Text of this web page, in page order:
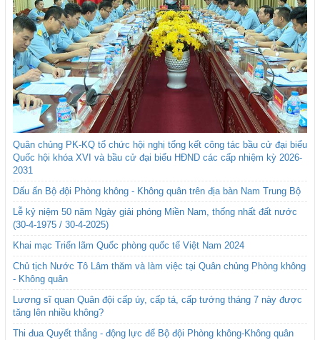
Quân chủng PK-KQ tổ chức hội nghị tổng kết công tác bầu cử đại biểu
Quốc hội khóa XVI và bầu cử đại biểu HĐND các cấp nhiệm kỳ 2026-
2031
Dấu ấn Bộ đội Phòng không - Không quân trên địa bàn Nam Trung Bộ
Lễ kỷ niệm 50 năm Ngày giải phóng Miền Nam, thống nhất đất nước
(30-4-1975 / 30-4-2025)
Khai mạc Triển lãm Quốc phòng quốc tế Việt Nam 2024
Chủ tịch Nước Tô Lâm thăm và làm việc tại Quân chủng Phòng không
- Không quân
Lương sĩ quan Quân đội cấp úy, cấp tá, cấp tướng tháng 7 này được
tăng lên nhiều không?
Thi đua Quyết thắng - động lực để Bộ đội Phòng không-Không quân